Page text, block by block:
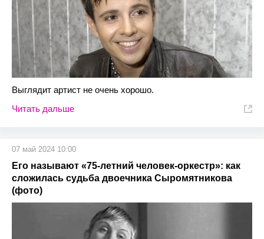
Выглядит артист не очень хорошо.
Читать дальше
07 май 2024 10:00
Его называют «75-летний человек-оркестр»: как
сложилась судьба двоечника Сыромятникова
(фото)